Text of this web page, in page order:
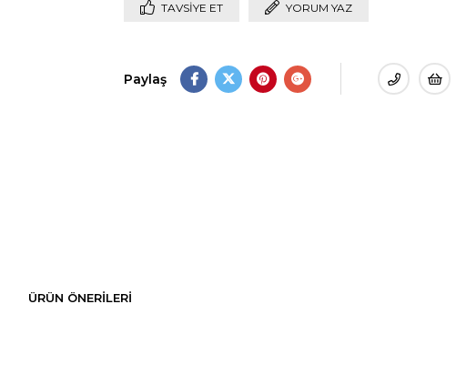
TAVSIYE ET YORUM YAZ
Paylaş
ÜRÜN ÖNERILERI